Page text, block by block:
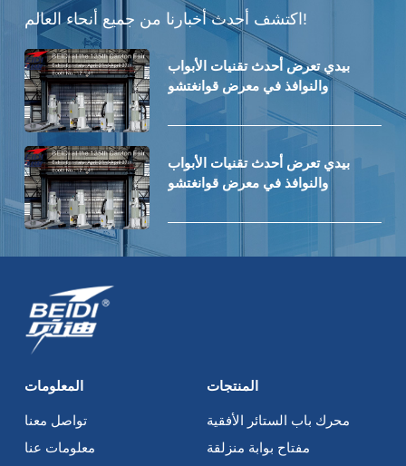
اكتشف أحدث أخبارنا من جميع أنحاء العالم!
بيدي تعرض أحدث تقنيات الأبواب
والنوافذ في معرض قوانغتشو
بيدي تعرض أحدث تقنيات الأبواب
والنوافذ في معرض قوانغتشو
المعلومات
تواصل معنا
معلومات عنا
المنتجات
محرك باب الستائر الأفقية
مفتاح بوابة منزلقة